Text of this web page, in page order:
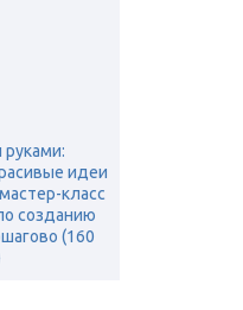
идеи
класс
созданию
(160